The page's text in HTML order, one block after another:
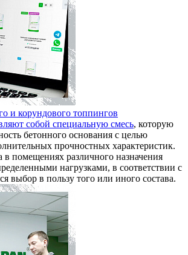
и корундового топпингов
собой специальную смесь, которую
бетонного основания с целью
прочностных характеристик.
в помещениях различного назначения
нагрузками, в соответствии с
выбор в пользу того или иного состава.